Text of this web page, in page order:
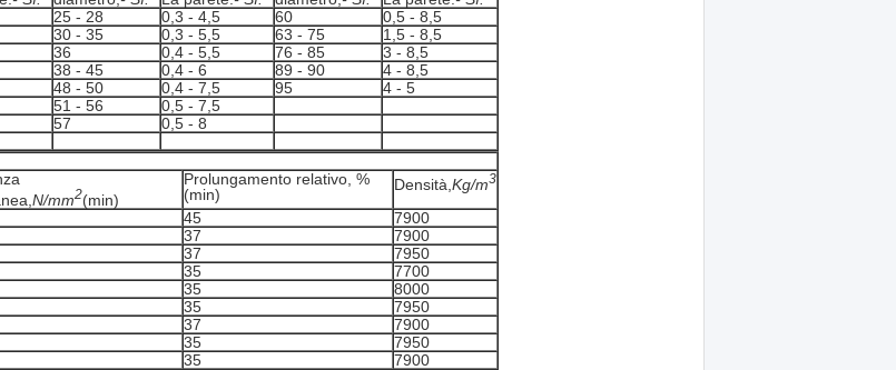
25 - 28 0,3 - 4,5 60
0,5 - 8,5
30 - 35 0,3 - 5,5 63 - 75
1,5 - 8,5
36 0,4 - 5,5 76 - 85
3 - 8,5
38 - 45 0,4 - 6 89 - 90
4 - 8,5
48 - 50 0,4 - 7,5 95
4 - 5
51 - 56
0,5 - 7,5
57
0,5 - 8
N/mm2(min)
Prolungamento relativo, %
(min)
Densità, Kg/m3
45
7900
37
7900
37
7950
35
7700
35
8000
35
7950
37
7900
35
7950
35
7900